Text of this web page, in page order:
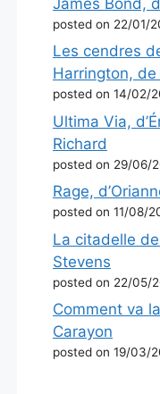
posted on 22/01/
Les cendres
Harrington,
posted on 14/02/
Ultima Via,
Richard
posted on 29/06/
Rage,
posted on 11/08/
La citadelle
Stevens
posted on 22/05/
Comment va
Carayon
posted on 19/03/